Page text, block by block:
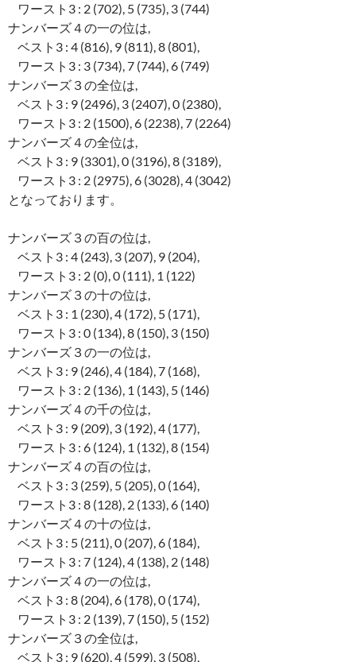
ワースト3 : 2 (702), 5 (735), 3 (744)
ナンバーズ４の一の位は,
ベスト3 : 4 (816), 9 (811), 8 (801),
ワースト3 : 3 (734), 7 (744), 6 (749)
ナンバーズ３の全位は,
ベスト3 : 9 (2496), 3 (2407), 0 (2380),
ワースト3 : 2 (1500), 6 (2238), 7 (2264)
ナンバーズ４の全位は,
ベスト3 : 9 (3301), 0 (3196), 8 (3189),
ワースト3 : 2 (2975), 6 (3028), 4 (3042)
となっております。
ナンバーズ３の百の位は,
ベスト3 : 4 (243), 3 (207), 9 (204),
ワースト3 : 2 (0), 0 (111), 1 (122)
ナンバーズ３の十の位は,
ベスト3 : 1 (230), 4 (172), 5 (171),
ワースト3 : 0 (134), 8 (150), 3 (150)
ナンバーズ３の一の位は,
ベスト3 : 9 (246), 4 (184), 7 (168),
ワースト3 : 2 (136), 1 (143), 5 (146)
ナンバーズ４の千の位は,
ベスト3 : 9 (209), 3 (192), 4 (177),
ワースト3 : 6 (124), 1 (132), 8 (154)
ナンバーズ４の百の位は,
ベスト3 : 3 (259), 5 (205), 0 (164),
ワースト3 : 8 (128), 2 (133), 6 (140)
ナンバーズ４の十の位は,
ベスト3 : 5 (211), 0 (207), 6 (184),
ワースト3 : 7 (124), 4 (138), 2 (148)
ナンバーズ４の一の位は,
ベスト3 : 8 (204), 6 (178), 0 (174),
ワースト3 : 2 (139), 7 (150), 5 (152)
ナンバーズ３の全位は,
ベスト3 : 9 (620), 4 (599), 3 (508),